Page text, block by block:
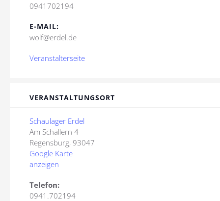
0941702194
E-MAIL:
wolf@erdel.de
Veranstalterseite
VERANSTALTUNGSORT
Schaulager Erdel
Am Schallern 4
Regensburg, 93047
Google Karte
anzeigen
Telefon:
0941.702194